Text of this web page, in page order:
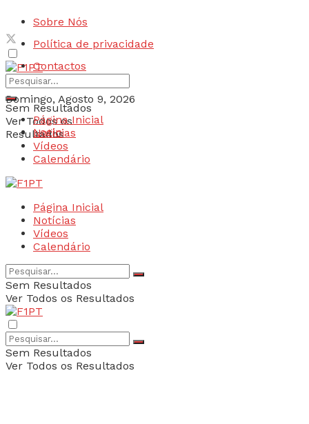
Sobre Nós
Política de privacidade
Contactos
Domingo, Agosto 9, 2026
Login
Sem Resultados
Ver Todos os
Resultados
Página Inicial
Notícias
Vídeos
Calendário
Página Inicial
Notícias
Vídeos
Calendário
Sem Resultados
Ver Todos os Resultados
Sem Resultados
Ver Todos os Resultados